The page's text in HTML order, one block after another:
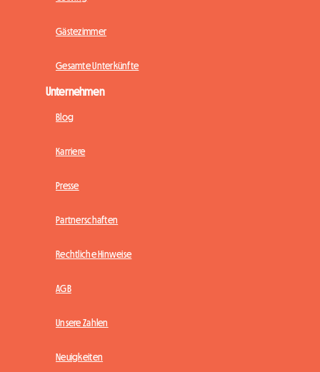
Gästezimmer
Gesamte Unterkünfte
Unternehmen
Blog
Karriere
Presse
Partnerschaften
Rechtliche Hinweise
AGB
Unsere Zahlen
Neuigkeiten